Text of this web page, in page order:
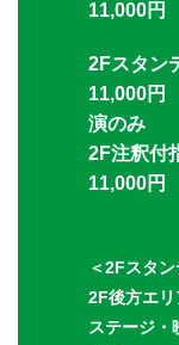
11,000円
2Fスタン
11,000円
演のみ
2F注釈付
11,000
＜2Fスタ
2F後方エリ
ステージ・